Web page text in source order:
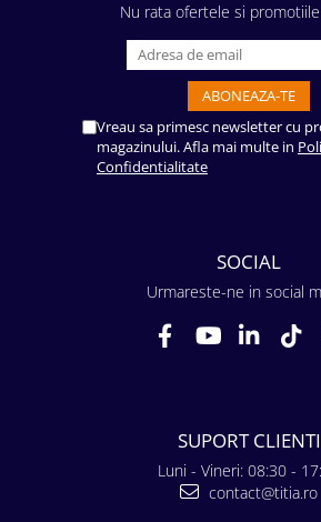
Nu rata ofertele si
Vreau sa primesc newsletter cu
magazinului. Afla mai multe in
Confidentialitate
SOCIAL
Urmareste-ne in social
SUPORT CLIENTI
Luni - Vineri: 08:30 -
contact@titia.ro